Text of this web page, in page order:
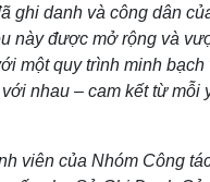
ghi danh và công dân
này được mở rộng và
một quy trình minh bạch
nhau – cam kết từ
viên của Nhóm Công